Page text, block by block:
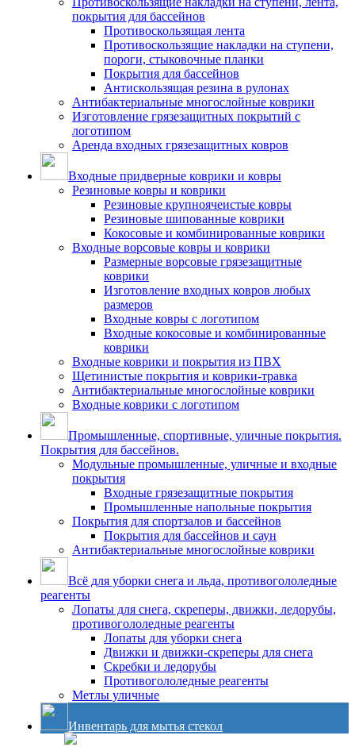
покрытия для бассейнов
Противоскользящая лента
Противоскользящие накладки на ступени,
пороги, стыковочные планки
Покрытия для бассейнов
Антискользящая резина в рулонах
Антибактериальные многослойные коврики
Изготовление грязезащитных покрытий с
логотипом
Аренда входных грязезащитных ковров
Входные придверные коврики и ковры
Резиновые ковры и коврики
Резиновые крупноячеистые ковры
Резиновые шипованные коврики
Кокосовые и комбинированные коврики
Входные ворсовые ковры и коврики
Размерные ворсовые грязезащитные
коврики
Изготовление входных ковров любых
размеров
Входные ковры с логотипом
Входные кокосовые и комбинированные
коврики
Входные коврики и покрытия из ПВХ
Щетинистые покрытия и коврики-травка
Антибактериальные многослойные коврики
Входные коврики с логотипом
Промышленные, спортивные, уличные покрытия.
Покрытия для бассейнов.
Модульные промышленные, уличные и входные
покрытия
Входные грязезащитные покрытия
Промышленные напольные покрытия
Покрытия для спортзалов и бассейнов
Покрытия для бассейнов и саун
Антибактериальные многослойные коврики
Всё для уборки снега и льда, противогололедные
реагенты
Лопаты для снега, скреперы, движки, ледорубы,
противогололедные реагенты
Лопаты для уборки снега
Движки и движки-скреперы для снега
Скребки и ледорубы
Противогололедные реагенты
Метлы уличные
Инвентарь для мытья стекол